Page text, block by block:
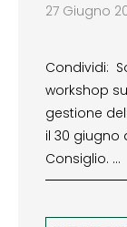
27 Giugno
Condividi:
workshop
gestione
il 30 giugno
Consiglio. …